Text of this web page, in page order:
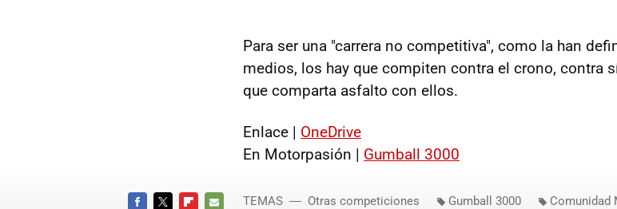
Para ser una "carrera no competitiva", como la han
medios, los hay que compiten contra el crono, contra
que comparta asfalto con ellos.
Enlace | OneDrive
En Motorpasión | Gumball 3000
TEMAS Otras competiciones Gumball 3000 Comunidad